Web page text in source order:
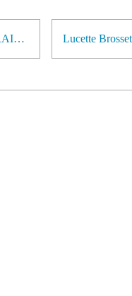
Concert au profit de TEO TOURAINE